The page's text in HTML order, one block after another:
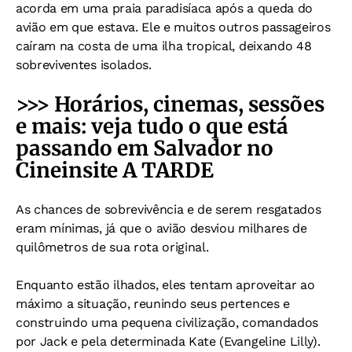
acorda em uma praia paradisíaca após a queda do
avião em que estava. Ele e muitos outros passageiros
caíram na costa de uma ilha tropical, deixando 48
sobreviventes isolados.
>>> Horários, cinemas, sessões
e mais: veja tudo o que está
passando em Salvador no
Cineinsite A TARDE
As chances de sobrevivência e de serem resgatados
eram mínimas, já que o avião desviou milhares de
quilômetros de sua rota original.
Enquanto estão ilhados, eles tentam aproveitar ao
máximo a situação, reunindo seus pertences e
construindo uma pequena civilização, comandados
por Jack e pela determinada Kate (Evangeline Lilly).